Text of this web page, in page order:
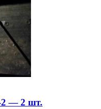
2 — 2 шт.